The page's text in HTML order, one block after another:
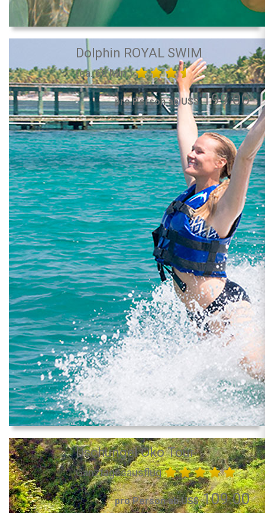
Dolphin ROYAL SWIM
(ca. 60 Min.)
pro Person ab US$199.00
Dschungel Öko Tour
Ganztagesausflug
pro Person ab US$109.00